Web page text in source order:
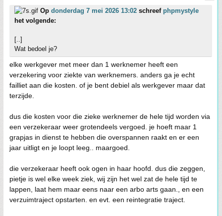
Op donderdag 7 mei 2026 13:02 schreef phpmystyle
het volgende:
[..]
Wat bedoel je?
elke werkgever met meer dan 1 werknemer heeft een
verzekering voor ziekte van werknemers. anders ga je echt
failliet aan die kosten. of je bent debiel als werkgever maar dat
terzijde.
dus die kosten voor die zieke werknemer de hele tijd worden via
een verzekeraar weer grotendeels vergoed. je hoeft maar 1
grapjas in dienst te hebben die overspannen raakt en er een
jaar uitligt en je loopt leeg.. maargoed.
die verzekeraar heeft ook ogen in haar hoofd. dus die zeggen,
pietje is wel elke week ziek, wij zijn het wel zat de hele tijd te
lappen, laat hem maar eens naar een arbo arts gaan., en een
verzuimtraject opstarten. en evt. een reintegratie traject.